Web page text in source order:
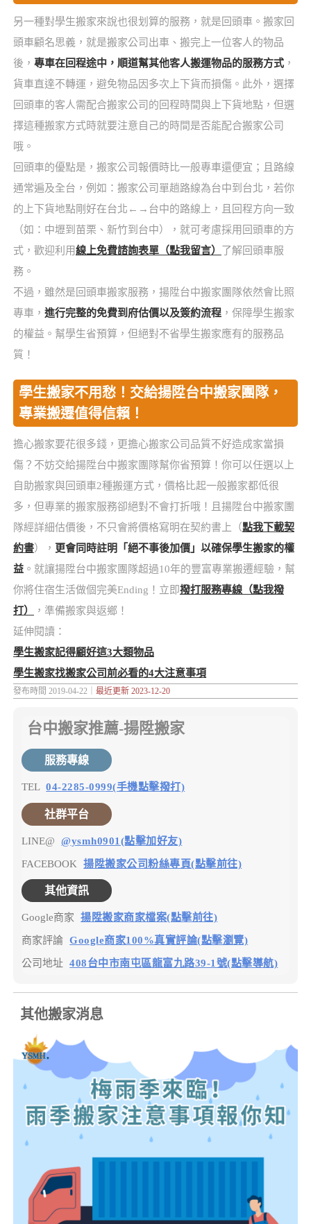
另一種對學生搬家來說也很划算的服務，就是回頭車。搬家回
頭車顧名思義，就是搬家公司出車、搬完上一位客人的物品
後， 專車在回程途中，順道幫其他客人搬運物品的服務方式，
貨車直達不轉運，避免物品因多次上下貨而損傷。此外，選擇
回頭車的客人需配合搬家公司的回程時間與上下貨地點，但選
擇這種搬家方式時就要注意自己的時間是否能配合搬家公司
哦。
回頭車的優點是，搬家公司報價時比一般專車還便宜；且路線
通常遍及全台，例如：搬家公司單趟路線為台中到台北，若你
的上下貨地點剛好在台北←→台中的路線上，且回程方向一致
（如：中壢到苗栗、新竹到台中），就可考慮採用回頭車的方
式，歡迎利用線上免費諮詢表單（點我留言）
了解回頭車服
務。
不過，雖然是回頭車搬家服務，揚陞台中搬家團隊依然會比照
專車， 進行完整的免費到府估價以及簽約流程，保障學生搬家
的權益。幫學生省預算，但絕對不省學生搬家應有的服務品
質！
學生搬家不用愁！交給揚陞台中搬家團隊，
專業搬遷值得信賴！
擔心搬家要花很多錢，更擔心搬家公司品質不好造成家當損
傷？不妨交給揚陞台中搬家團隊幫你省預算！你可以任選以上
自助搬家與回頭車2種搬運方式，價格比起一般搬家都低很
多，但專業的搬家服務卻絕對不會打折哦！且揚陞台中搬家團
隊經詳細估價後，不只會將價格寫明在契約書上（點我下載契
約書）， 更會同時註明「絕不事後加價」以確保學生搬家的權
益。就讓揚陞台中搬家團隊超過10年的豐富專業搬遷經驗，幫
你將住宿生活做個完美Ending！立即撥打服務專線（點我撥
打）
，準備搬家與返鄉！
延伸閱讀：
學生搬家記得顧好這3大類物品
學生搬家找搬家公司前必看的4大注意事項
發布時間 2019-04-22｜ 最近更新 2023-12-20
台中搬家推薦-揚陞搬家
服務專線
TEL 04-2285-0999(手機點擊撥打)
社群平台
LINE@ @ysmh0901(點擊加好友)
FACEBOOK 揚陞搬家公司粉絲專頁(點擊前往)
其他資訊
Google商家 揚陞搬家商家檔案(點擊前往)
商家評論 Google商家100%真實評論(點擊瀏覽)
公司地址 408台中市南屯區龍富九路39-1號(點擊導航)
其他搬家消息